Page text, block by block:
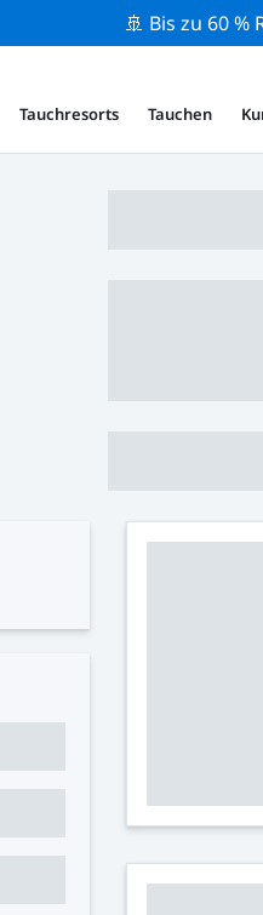
🚢 Bis zu 60
Tauchresorts Tauchen